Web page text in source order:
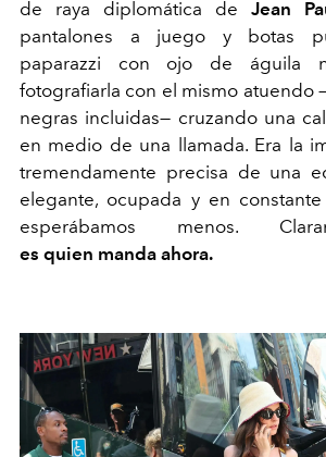
de raya diplomática de Jean
pantalones a juego y botas
paparazzi con ojo de águila
fotografiarla con el mismo atuendo
negras incluidas— cruzando una
en medio de una llamada. Era la
tremendamente precisa de una
elegante, ocupada y en
esperábamos menos.
es quien manda ahora.